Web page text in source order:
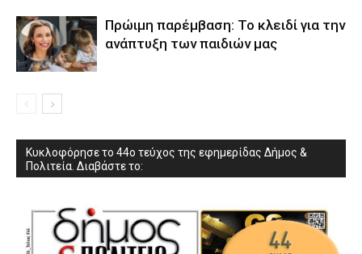
Πρώιμη παρέμβαση: Το κλειδί για την
ανάπτυξη των παιδιών µας
Κυκλοφόρησε το 44ο τεύχος της εφημερίδας Δήμος &
Πολιτεία. Διαβάστε το: